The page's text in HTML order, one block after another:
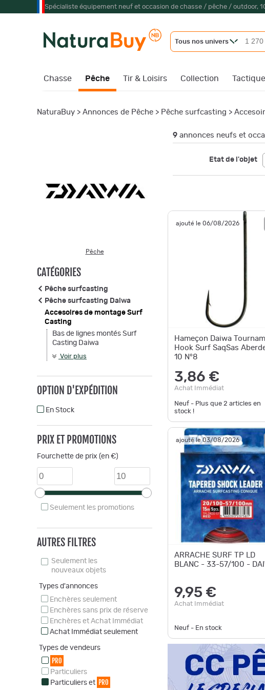
Spécialiste équipement neuf et occasion de chasse / pêche / outdoor,
Tous nos univers
Chasse Pêche Tir & Loisirs Collection
NaturaBuy > Annonces de Pêche > Pêche surfcasting >
Pêche
CATÉGORIES
Pêche surfcasting
Pêche surfcasting Daiwa
Accesoires de montage Surf
Casting
Bas de lignes montés Surf
Casting Daiwa
Voir plus
OPTION D'EXPÉDITION
En Stock
PRIX ET PROMOTIONS
Fourchette de prix (en €)
Seulement les promotions
AUTRES FILTRES
Seulement les
nouveaux objets
Types d'annonces
Enchères seulement
Enchères sans prix de réserve
Enchères et Achat Immédiat
Achat Immédiat seulement
Types de vendeurs
PRO
Particuliers
Particuliers et PRO
9 annonces neufs et
Etat de l'objet
ajouté le 06/08/2026
Hameçon Daiwa
Hook Surf SaqSas
10 N°8
3,86 €
Achat Immédiat
Neuf - Plus que 2 articles en
stock !
ajouté le 03/08/2026
ARRACHE SURF TP LD
BLANC - 33-57/100 -
9,95 €
Achat Immédiat
Neuf - En stock